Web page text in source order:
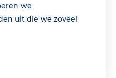
we
uit die we zoveel